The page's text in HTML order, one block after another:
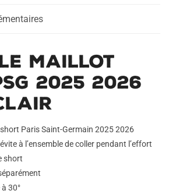
Maillot
2025 2026
Paris Saint-Germain 2025 2026
à l’ensemble de coller pendant l’effort
short
30°